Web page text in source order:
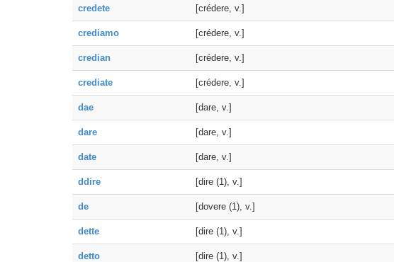
credete [crédere, v.]
crediamo [crédere, v.]
credian [crédere, v.]
crediate [crédere, v.]
dae [dare, v.]
dare [dare, v.]
date [dare, v.]
ddire [dire (1), v.]
de [dovere (1), v.]
dette [dire (1), v.]
detto [dire (1), v.]